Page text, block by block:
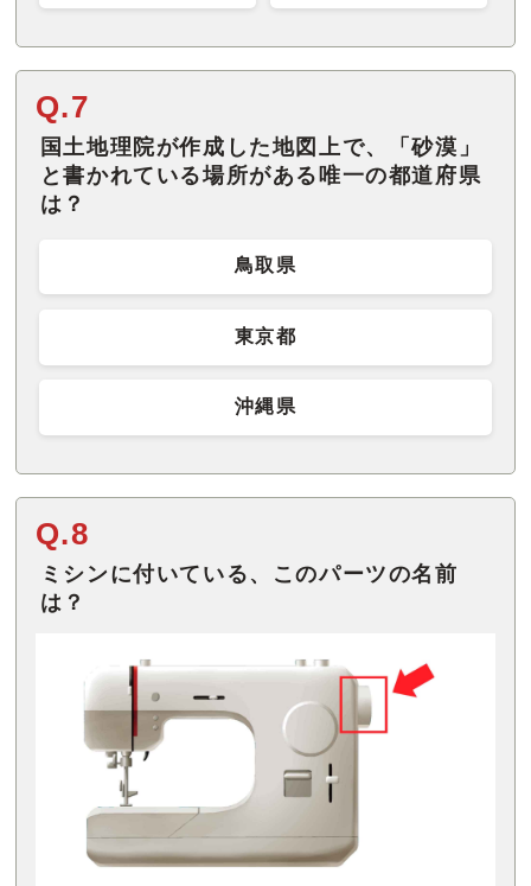
Q.7
国土地理院が作成した地図上で、「砂漠」
と書かれている場所がある唯一の都道府県
は？
鳥取県
東京都
沖縄県
Q.8
ミシンに付いている、このパーツの名前
は？